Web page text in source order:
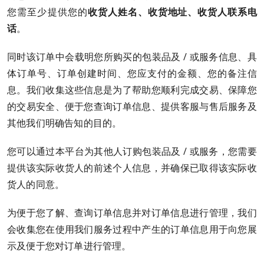
您需至少提供您的收货人姓名、收货地址、收货人联系电
话。
同时该订单中会载明您所购买的包装品及 / 或服务信息、具
体订单号、订单创建时间、您应支付的金额、您的备注信
息。我们收集这些信息是为了帮助您顺利完成交易、保障您
的交易安全、便于您查询订单信息、提供客服与售后服务及
其他我们明确告知的目的。
您可以通过本平台为其他人订购包装品及 / 或服务，您需要
提供该实际收货人的前述个人信息，并确保已取得该实际收
货人的同意。
为便于您了解、查询订单信息并对订单信息进行管理，我们
会收集您在使用我们服务过程中产生的订单信息用于向您展
示及便于您对订单进行管理。